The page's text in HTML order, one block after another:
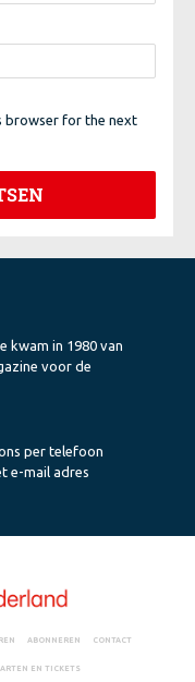
browser for the next
kwam in 1980 van
voor de
per telefoon
e-mail adres
ABONNEREN CONTACT
EN TICKETS